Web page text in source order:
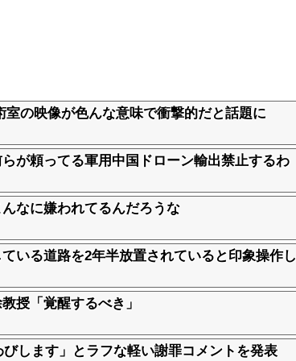
室の映像が色んな意味で衝撃的だと話題に
が頼ってる軍用中国ドローン輸出禁止するわ
なに嫌われてるんだろうな
いる道路を2年半放置されていると印象操作し
授「覚醒するべき」
します」とラフな軽い謝罪コメントを発表